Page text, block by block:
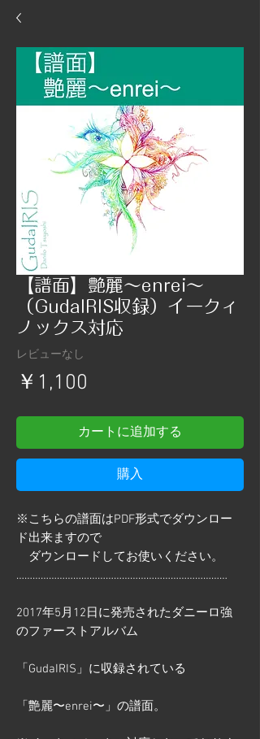
【譜面】艶麗〜enrei〜
（GudaIRIS収録）イークィ
ノックス対応
レビューなし
￥1,100
カートに追加する
購入
※こちらの譜面はPDF形式でダウンロー
ド出来ますので
ダウンロードしてお使いください。
……………………………………………………………………
2017年5月12日に発売されたダニーロ強
のファーストアルバム
「GudaIRIS」に収録されている
「艶麗〜enrei〜」の譜面。